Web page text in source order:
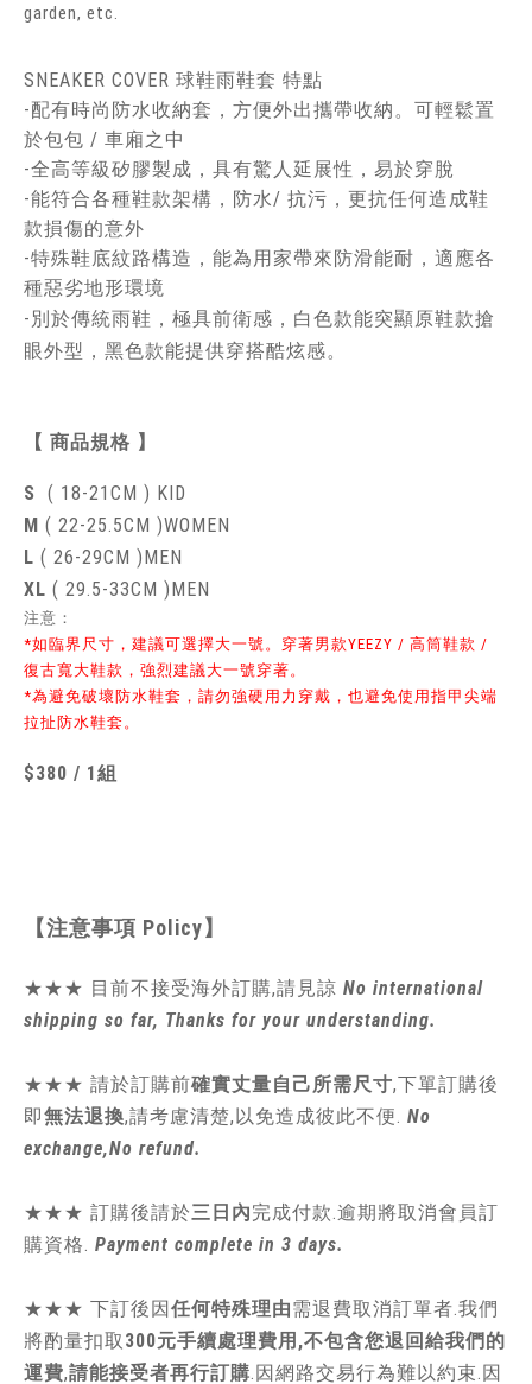
garden, etc.
SNEAKER COVER 球鞋雨鞋套 特點
-配有時尚防水收納套，方便外出攜帶收納。可輕鬆置
於包包 / 車廂之中
-全高等級矽膠製成，具有驚人延展性，易於穿脫
-能符合各種鞋款架構，防水/ 抗污，更抗任何造成鞋
款損傷的意外
-特殊鞋底紋路構造，能為用家帶來防滑能耐，適應各
種惡劣地形環境
-別於傳統雨鞋，極具前衛感，白色款能突顯原鞋款搶
眼外型，黑色款能提供穿搭酷炫感。
【 商品規格 】
S ( 18-21CM ) KID
M ( 22-25.5CM )WOMEN
L ( 26-29CM )MEN
XL ( 29.5-33CM )MEN
注意：
*如臨界尺寸，建議可選擇大一號。穿著男款YEEZY / 高筒鞋款 /
復古寬大鞋款，強烈建議大一號穿著。
*為避免破壞防水鞋套，請勿強硬用力穿戴，也避免使用指甲尖端
拉扯防水鞋套。
$380 / 1組
【注意事項 Policy】
★★★ 目前不接受海外訂購,請見諒 No international
shipping so far, Thanks for your understanding.
★★★ 請於訂購前確實丈量自己所需尺寸,下單訂購後
即無法退換,請考慮清楚,以免造成彼此不便. No
exchange,No refund.
★★★ 訂購後請於三日內完成付款.逾期將取消會員訂
購資格. Payment complete in 3 days.
★★★ 下訂後因任何特殊理由需退費取消訂單者.我們
將酌量扣取 300元手續處理費用,不包含您退回給我們的
運費,請能接受者再行訂購.因網路交易行為難以約束.因